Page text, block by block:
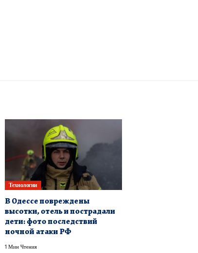
Технологии
В Одессе повреждены
высотки, отель и пострадали
дети: фото последствий
ночной атаки РФ
1 Мин Чтения